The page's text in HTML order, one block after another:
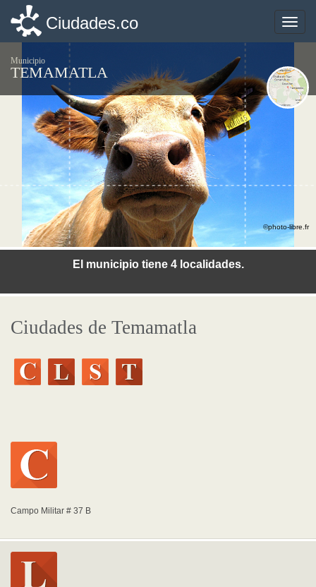
Toggle
Ciudades.co
Municipio
TEMAMATLA
El municipio tiene 4 localidades.
©photo-libre.fr
Ciudades de Temamatla
Campo Militar # 37 B
Toggle
Ciudades.co